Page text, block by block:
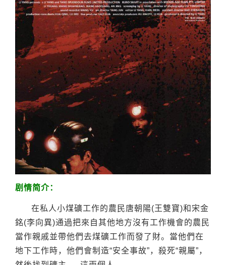
剧情简介：
在私人小煤礦工作的農民唐朝陽(王雙寶)和宋金
銘(李向異)通過把來自其他地方沒有工作機會的農民
當作親戚並帶他們去煤礦工作而發了財。當他們在
地下工作時，他們會制造“安全事故”，殺死“親屬”，